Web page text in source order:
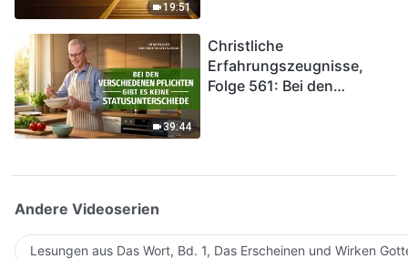
19:51
39:44
Christliche
Erfahrungszeugnisse,
Folge 561: Bei den
Andere Videoserien
Lesungen aus Das Wort, Bd. 1, Das Erscheinen und Wirken